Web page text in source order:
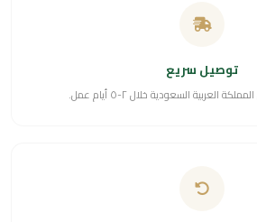
توصيل سريع
العربية السعودية خلال ٢-٥ أيام عمل.